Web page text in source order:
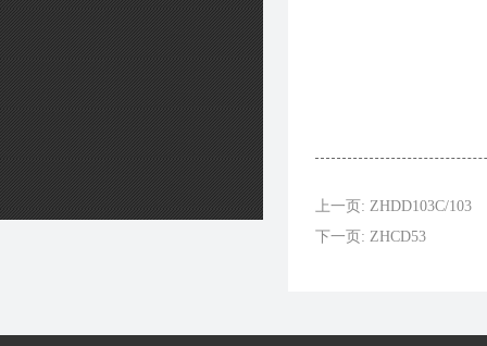
上一页: ZHDD103C/103
下一页: ZHCD53